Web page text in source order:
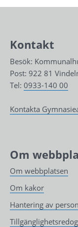
Kontakt
Besök:
Post: 922 81
Tel: 0933-140 00
Kontakta
Om
Om webbplatsen
Om kakor
Hantering av